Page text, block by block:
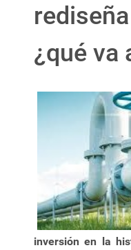
¿qué va
inversión en la